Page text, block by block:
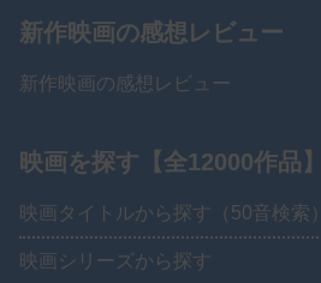
新作映画の感想レビュー
新作映画の感想レビュー
映画を探す【全12000作品】
映画タイトルから探す（50音検索）
映画シリーズから探す